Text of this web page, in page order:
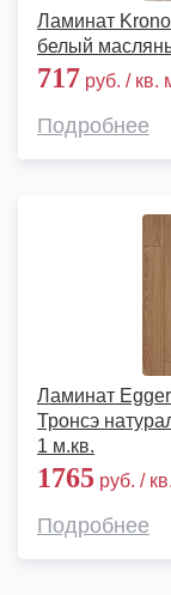
Ламинат
белый
717 руб. / кв.
Подробнее
Ламинат
Тронсэ
1 м.кв.
1765 руб. /
Подробнее